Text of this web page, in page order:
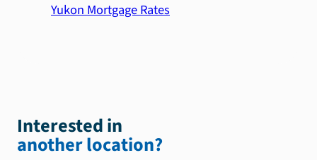
Yukon Mortgage Rates
Interested in
another location?